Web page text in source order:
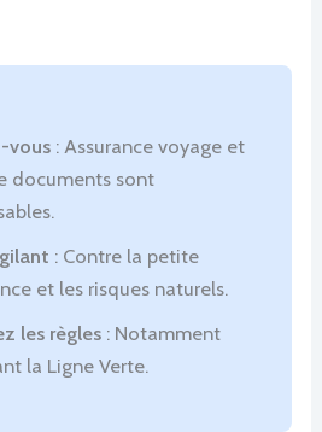
vous : Assurance voyage et
documents sont
: Contre la petite
et les risques naturels.
les règles : Notamment
la Ligne Verte.